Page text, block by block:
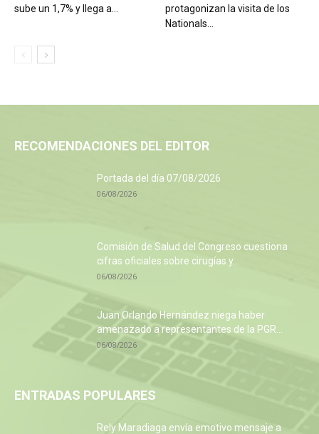
sube un 1,7% y llega a...
protagonizan la visita de los
Nationals...
RECOMENDACIONES DEL EDITOR
Portada del día 07/08/2026
06/08/2026
Comisión de Salud del Congreso cuestiona
cifras oficiales sobre cirugías y...
06/08/2026
Juan Orlando Hernández niega haber
amenazado a representantes de la PGR...
06/08/2026
ENTRADAS POPULARES
Rely Maradiaga envía emotivo mensaje a